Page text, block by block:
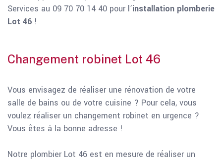
Services au 09 70 70 14 40 pour l’installation plomberie
Lot 46 !
Changement robinet Lot 46
Vous envisagez de réaliser une rénovation de votre
salle de bains ou de votre cuisine ? Pour cela, vous
voulez réaliser un changement robinet en urgence ?
Vous êtes à la bonne adresse !
Notre plombier Lot 46 est en mesure de réaliser un